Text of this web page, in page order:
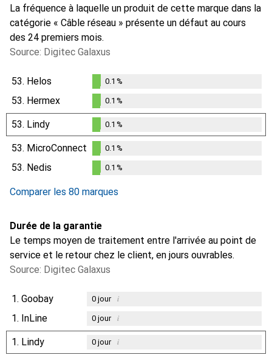
La fréquence à laquelle un produit de cette marque dans la
catégorie « Câble réseau » présente un défaut au cours
des 24 premiers mois.
Source: Digitec Galaxus
53. Helos
%
0.1 %
53. Hermex
0.1%
0.1 %
53. Lindy
0.1%
0.1 %
53. MicroConnect
%
0.1 %
53. Nedis 0.1 %
Comparer les 80 marques
Durée de la garantie
Le temps moyen de traitement entre l'arrivée au point de
service et le retour chez le client, en jours ouvrables.
Source: Digitec Galaxus
1. Goobay 0jour i
1. InLine 0jour i
1. Lindy 0jour i